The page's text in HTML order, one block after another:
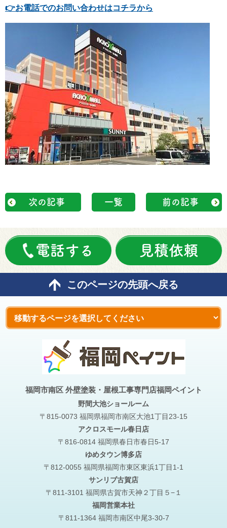
👉お電話でのお問い合わせはコチラから
次の記事 一覧 前の記事
電話する 見積依頼
このページの先頭へ戻る
福岡市南区 外壁塗装・屋根工事専門店福岡ペイント
野間大池ショールーム
〒815-0073 福岡県福岡市南区大池1丁目23-15
アクロスモール春日店
〒816-0814 福岡県春日市春日5-17
ゆめタウン博多店
〒812-0055 福岡県福岡市東区東浜1丁目1-1
サンリブ古賀店
〒811-3101 福岡県古賀市天神２丁目５−１
福岡営業本社
〒811-1364 福岡市南区中尾3-30-7